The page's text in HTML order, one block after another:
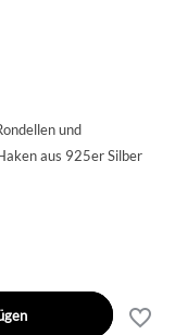
und
aus 925er Silber